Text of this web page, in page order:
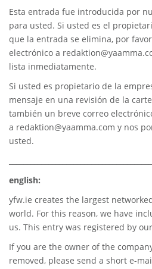
Esta entrada fue introducida por
para usted. Si usted es el
que la entrada se elimina, por
electrónico a
lista inmediatamente.
Si usted es propietario de la
mensaje en una revisión de la
también un breve correo
a redaktion@yaamma.com y nos
usted.
english:
yfw.ie creates the largest
world. For this reason, we have
us. This entry was registered by
If you are the owner of the
removed, please send a short e-